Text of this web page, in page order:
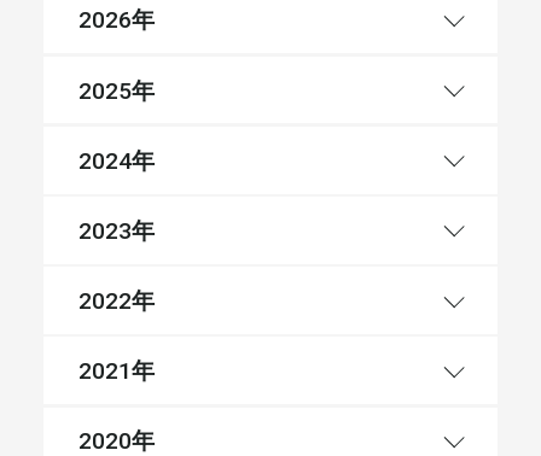
2026年
2025年
2024年
2023年
2022年
2021年
2020年